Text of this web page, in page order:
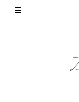
This site uses
of service,
and address